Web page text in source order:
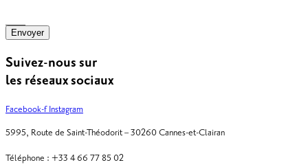
Envoyer
Suivez-nous sur
les réseaux sociaux
Facebook-f Instagram
5995, Route de Saint-Théodorit – 30260 Cannes-et-Clairan
Téléphone :